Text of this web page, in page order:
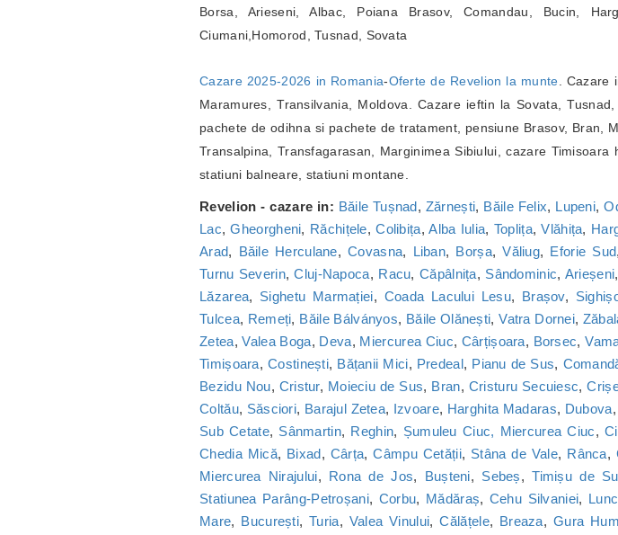
Borsa, Arieseni, Albac, Poiana Brasov, Comandau, Bucin,
Ciumani,Homorod, Tusnad, Sovata
Cazare 2025-2026 in Romania-Oferte de Revelion la munte. Cazare
Maramures, Transilvania, Moldova. Cazare ieftin la Sovata,
pachete de odihna si pachete de tratament, pensiune Brasov, Bran,
Transalpina, Transfagarasan, Marginimea Sibiului, cazare
statiuni balneare, statiuni montane.
Revelion - cazare in: Băile Tușnad, Zărnești, Băile Felix, Lupeni,
Lac,Gheorgheni, Răchițele,Colibița,Alba Iulia, Toplița,Vlăhița,
Arad, Băile Herculane,Covasna, Liban, Borșa,Văliug, Eforie Sud,
Turnu Severin,Cluj-Napoca, Racu, Căpâlnița, Sândominic, Arieșeni,
Lăzarea, Sighetu Marmației, Coada Lacului Lesu, Brașov,
Tulcea, Remeți, Băile Bálványos, Băile Olănești,Vatra Dornei,
Zetea,Valea Boga, Deva, Miercurea Ciuc, Cârțișoara, Borsec,
Timișoara, Costinești, Bățanii Mici, Predeal, Pianu de Sus,
Bezidu Nou, Cristur, Moieciu de Sus, Bran, Cristuru Secuiesc,
Coltău, Săsciori, Barajul Zetea, Izvoare, Harghita Madaras, Dubova,
Sub Cetate, Sânmartin, Reghin, Șumuleu Ciuc, Miercurea Ciuc,
Chedia Mică, Bixad, Cârța,Câmpu Cetății, Stâna de Vale, Rânca,
Miercurea Nirajului, Rona de Jos, Bușteni, Sebeș,Timișu de
Statiunea Parâng-Petroșani, Corbu, Mădăraș, Cehu Silvaniei,
Mare, București,Turia, Valea Vinului,Călățele, Breaza, Gura